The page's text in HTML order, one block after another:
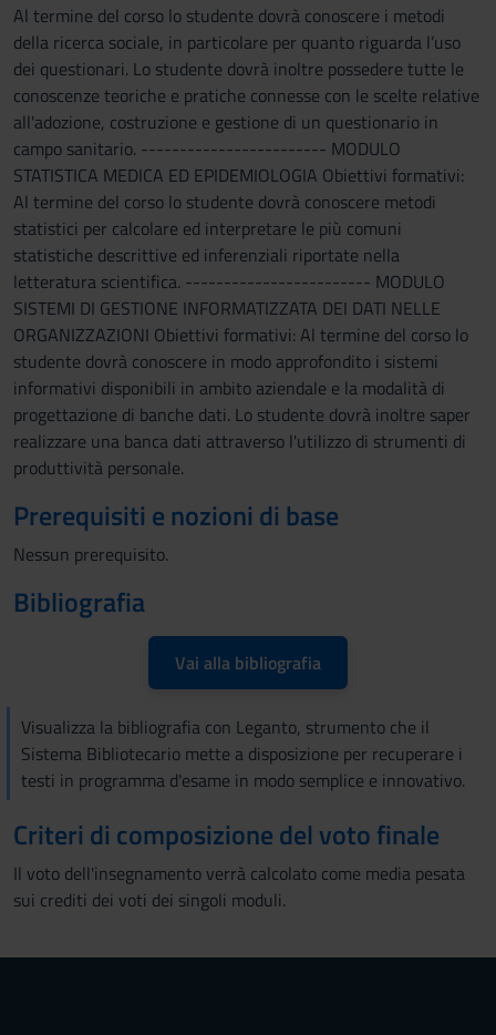
Al termine del corso lo studente dovrà conoscere i metodi
della ricerca sociale, in particolare per quanto riguarda l’uso
dei questionari. Lo studente dovrà inoltre possedere tutte le
conoscenze teoriche e pratiche connesse con le scelte relative
all'adozione, costruzione e gestione di un questionario in
campo sanitario. ------------------------ MODULO
STATISTICA MEDICA ED EPIDEMIOLOGIA Obiettivi formativi:
Al termine del corso lo studente dovrà conoscere metodi
statistici per calcolare ed interpretare le più comuni
statistiche descrittive ed inferenziali riportate nella
letteratura scientifica. ------------------------ MODULO
SISTEMI DI GESTIONE INFORMATIZZATA DEI DATI NELLE
ORGANIZZAZIONI Obiettivi formativi: Al termine del corso lo
studente dovrà conoscere in modo approfondito i sistemi
informativi disponibili in ambito aziendale e la modalità di
progettazione di banche dati. Lo studente dovrà inoltre saper
realizzare una banca dati attraverso l'utilizzo di strumenti di
produttività personale.
Prerequisiti e nozioni di base
Nessun prerequisito.
Bibliografia
Vai alla bibliografia
Visualizza la bibliografia con Leganto, strumento che il
Sistema Bibliotecario mette a disposizione per recuperare i
testi in programma d'esame in modo semplice e innovativo.
Criteri di composizione del voto finale
Il voto dell'insegnamento verrà calcolato come media pesata
sui crediti dei voti dei singoli moduli.